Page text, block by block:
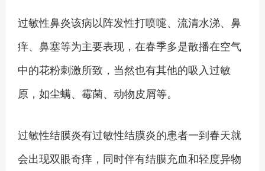
过敏性鼻炎该病以阵发性打喷嚏、流清水涕、鼻
痒、鼻塞等为主要表现，在春季多是散播在空气
中的花粉刺激所致，当然也有其他的吸入过敏
原，如尘螨、霉菌、动物皮屑等。
过敏性结膜炎有过敏性结膜炎的患者一到春天就
会出现双眼奇痒，同时伴有结膜充血和轻度异物